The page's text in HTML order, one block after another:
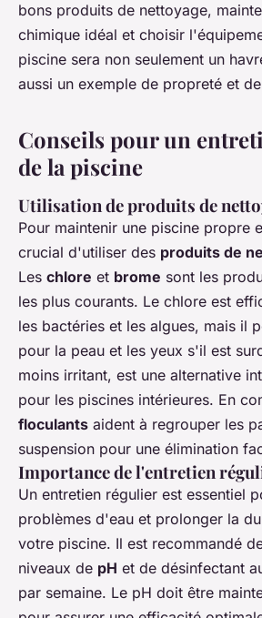
Célia• 28 août 2024 •6 min de lecture
bons produits de nettoyage,
chimique idéal et choisir
piscine sera non seulement un
aussi un exemple de propreté et
Conseils pour un
de la piscine
Utilisation de produits de
Pour maintenir une piscine propre
crucial d'utiliser des produits de
Les chlore et brome sont les
les plus courants. Le chlore est
les bactéries et les algues, mais il
pour la peau et les yeux s'il est
moins irritant, est une alternative
pour les piscines intérieures. En
floculants aident à regrouper les
suspension pour une élimination
Importance de l'entretien
Un entretien régulier est essentiel
problèmes d'eau et prolonger la
votre piscine. Il est recommandé
niveaux de pH et de désinfectant
par semaine. Le pH doit être